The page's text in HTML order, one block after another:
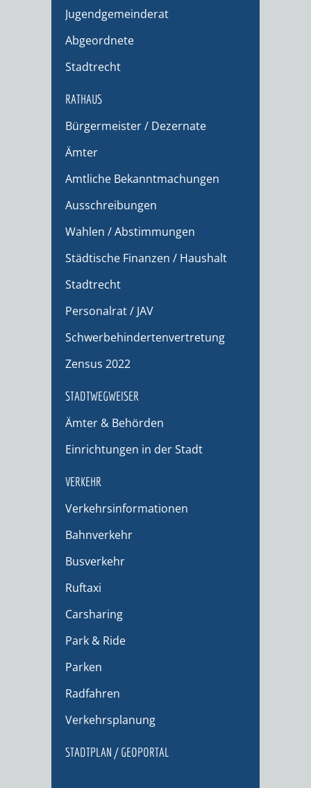
Jugendgemeinderat
Abgeordnete
Stadtrecht
RATHAUS
Bürgermeister / Dezernate
Ämter
Amtliche Bekanntmachungen
Ausschreibungen
Wahlen / Abstimmungen
Städtische Finanzen / Haushalt
Stadtrecht
Personalrat / JAV
Schwerbehindertenvertretung
Zensus 2022
STADTWEGWEISER
Ämter & Behörden
Einrichtungen in der Stadt
VERKEHR
Verkehrsinformationen
Bahnverkehr
Busverkehr
Ruftaxi
Carsharing
Park & Ride
Parken
Radfahren
Verkehrsplanung
STADTPLAN / GEOPORTAL